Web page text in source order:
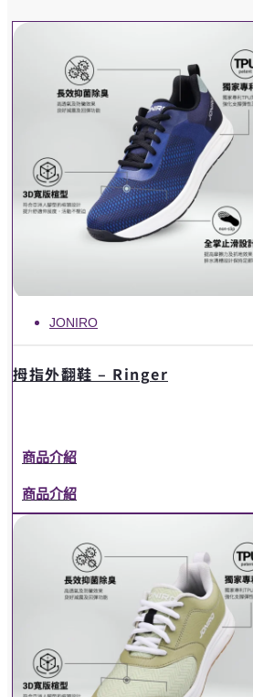
JONIRO
拇指外翻鞋 – Ringer
商品介紹
商品介紹